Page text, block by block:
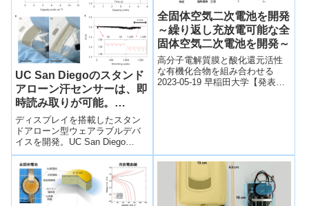
UC San Diegoのスタンド
アローン汗センサーは、即
時読み取りが可能。
(Standalone Sweat
Sensor from UC San
Diego Provides
Immediate Readout)
ディスプレイを搭載したスタン
ドアローン型ウェアラブルデバ
イスを開発。UC San Diego
engineers have developed a
standa...
全固体空気二次電池を開発
～繰り返し充放電可能な全
固体空気二次電池を開発～
高分子電解質膜と酸化還元活性
な有機化合物を組み合わせる
2023-05-19 早稲田大学【発表の